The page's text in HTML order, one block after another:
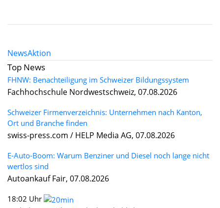
NewsAktion
Top News
FHNW: Benachteiligung im Schweizer Bildungssystem
Fachhochschule Nordwestschweiz, 07.08.2026
Schweizer Firmenverzeichnis: Unternehmen nach Kanton,
Ort und Branche finden
swiss-press.com / HELP Media AG, 07.08.2026
E-Auto-Boom: Warum Benziner und Diesel noch lange nicht
wertlos sind
Autoankauf Fair, 07.08.2026
18:02 Uhr